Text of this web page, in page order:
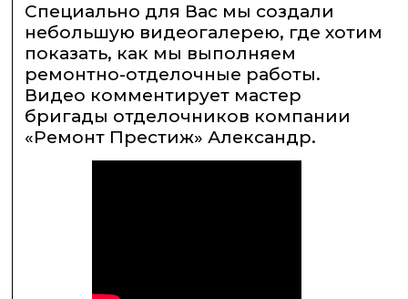
Специально для Вас мы создали
небольшую видеогалерею, где хотим
показать, как мы выполняем
ремонтно-отделочные работы.
Видео комментирует мастер
бригады отделочников компании
«Ремонт Престиж» Александр.